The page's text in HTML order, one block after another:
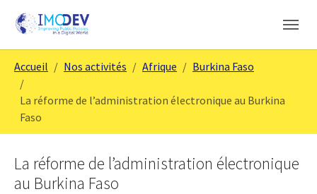
Accueil Nos activités Afrique Burkina Faso
La réforme de l’administration électronique au Burkina
Faso
La réforme de l’administration électronique
au Burkina Faso